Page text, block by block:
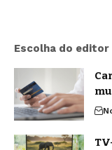
Escolha do editor